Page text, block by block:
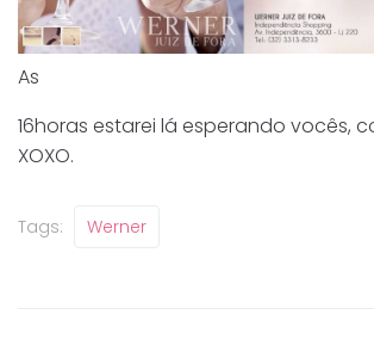
As
16horas estarei lá esperando vocês,
XOXO.
Tags: Werner